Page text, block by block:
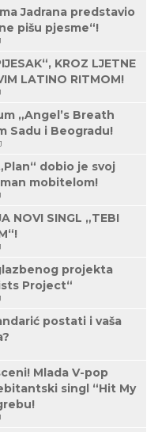
Jadrana predstavio
pišu pjesme“!
KROZ LJETNE
LATINO RITMOM!
„Angel’s Breath
Sadu i Beogradu!
dobio je svoj
mobitelom!
NOVI SINGL „TEBI
projekta
Project“
postati i vaša
Mlada V-pop
singl “Hit My